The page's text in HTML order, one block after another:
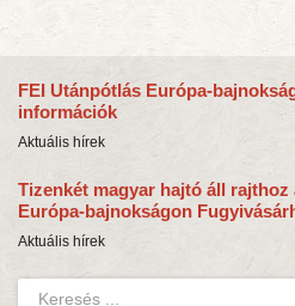
FEI Utánpótlás Európa-
információk
Aktuális hírek
Tizenkét magyar hajtó áll
Európa-bajnokságon
Aktuális hírek